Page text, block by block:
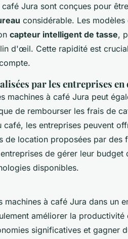
café Jura sont conçues pour être
considérable. Les
capteur intelligent de tasse,
d'œil. Cette rapidité est
par les entreprises
machines à café Jura peut
de rembourser les frais de
café, les entreprises peuvent
de location proposées par des
de gérer leur
disponibles.
machines à café Jura dans un
améliorer la
significatives et gagner